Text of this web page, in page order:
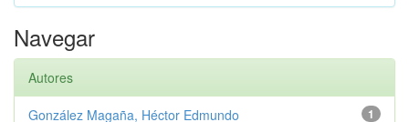
Navegar
Autores
1
González Magaña, Héctor Edmundo